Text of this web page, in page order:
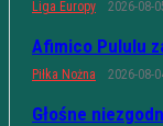
Liga Europy 2026-08-
Afimico Pululu
Piłka Nożna 2026-08-
Głośne